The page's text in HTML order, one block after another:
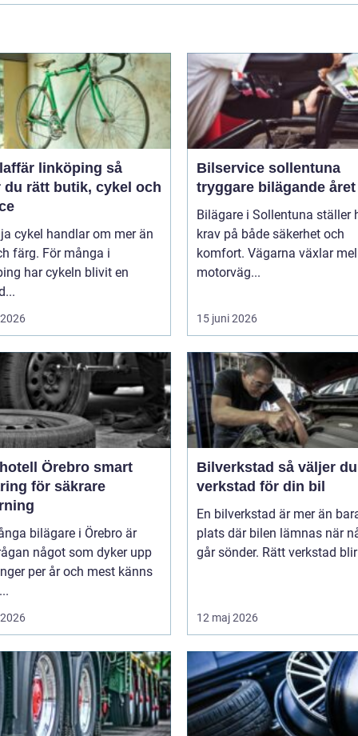
linköping så
du rätt butik, cykel och
cykel handlar om mer än
färg. För många i
har cykeln blivit en
Bilservice sollentuna
tryggare bilägande
Bilägare i Sollentuna ställer
krav på både säkerhet och
komfort. Vägarna växlar
motorväg...
15 juni 2026
Örebro smart
för säkrare
bilägare i Örebro är
något som dyker upp
per år och mest känns
Bilverkstad så väljer du rätt
verkstad för din bil
En bilverkstad är mer än
plats där bilen lämnas när
går sönder. Rätt verkstad
12 maj 2026